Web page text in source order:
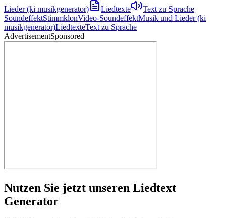
Lieder (ki musikgenerator)
Liedtexte
Text zu Sprache
SoundeffektStimmklonVideo-SoundeffektMusik und Lieder (ki
musikgenerator)LiedtexteText zu Sprache
AdvertisementSponsored
Nutzen Sie jetzt unseren Liedtext
Generator